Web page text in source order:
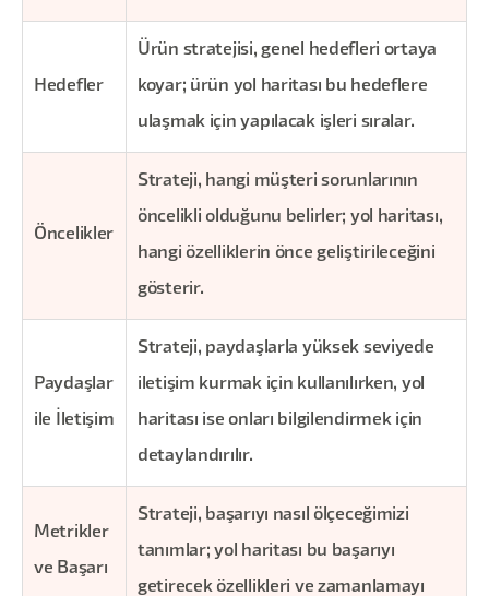
Hedefler
Ürün stratejisi, genel hedefleri ortaya
koyar; ürün yol haritası bu hedeflere
ulaşmak için yapılacak işleri sıralar.
Öncelikler
Strateji, hangi müşteri sorunlarının
öncelikli olduğunu belirler; yol haritası,
hangi özelliklerin önce geliştirileceğini
gösterir.
Paydaşlar
ile İletişim
Strateji, paydaşlarla yüksek seviyede
iletişim kurmak için kullanılırken, yol
haritası ise onları bilgilendirmek için
detaylandırılır.
Metrikler
ve Başarı
Strateji, başarıyı nasıl ölçeceğimizi
tanımlar; yol haritası bu başarıyı
getirecek özellikleri ve zamanlamayı